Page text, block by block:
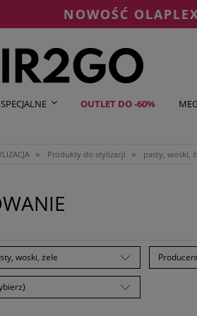
NOWOŚĆ OLAPLEX
OUTLET DO -60%
» Produkty do stylizacji » pasty, woski,
woski, żele